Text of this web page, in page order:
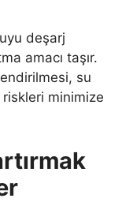
deşarj
amacı taşır.
su
riskleri minimize